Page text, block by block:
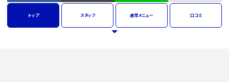
トップ スタッフ 通常メニュー 口コミ